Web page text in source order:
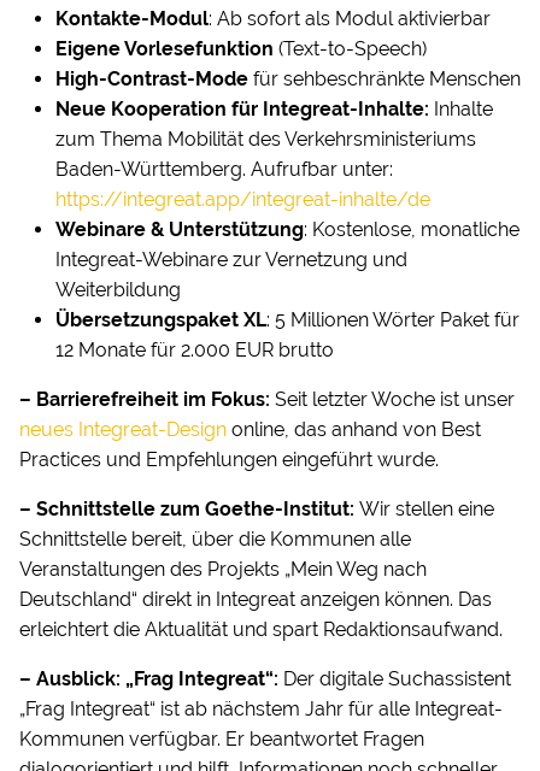
Kontakte-Modul: Ab sofort als Modul aktivierbar
Eigene Vorlesefunktion (Text-to-Speech)
High-Contrast-Mode für sehbeschränkte Menschen
Neue Kooperation für Integreat-Inhalte: Inhalte
zum Thema Mobilität des Verkehrsministeriums
Baden-Württemberg. Aufrufbar unter:
https://integreat.app/integreat-inhalte/de
Webinare & Unterstützung: Kostenlose, monatliche
Integreat-Webinare zur Vernetzung und
Weiterbildung
Übersetzungspaket XL: 5 Millionen Wörter Paket für
12 Monate für 2.000 EUR brutto
– Barrierefreiheit im Fokus: Seit letzter Woche ist unser
neues Integreat-Design online, das anhand von Best
Practices und Empfehlungen eingeführt wurde.
– Schnittstelle zum Goethe-Institut: Wir stellen eine
Schnittstelle bereit, über die Kommunen alle
Veranstaltungen des Projekts „Mein Weg nach
Deutschland“ direkt in Integreat anzeigen können. Das
erleichtert die Aktualität und spart Redaktionsaufwand.
– Ausblick: „Frag Integreat“: Der digitale Suchassistent
„Frag Integreat“ ist ab nächstem Jahr für alle Integreat-
Kommunen verfügbar. Er beantwortet Fragen